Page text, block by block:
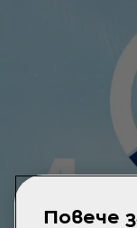
Повече